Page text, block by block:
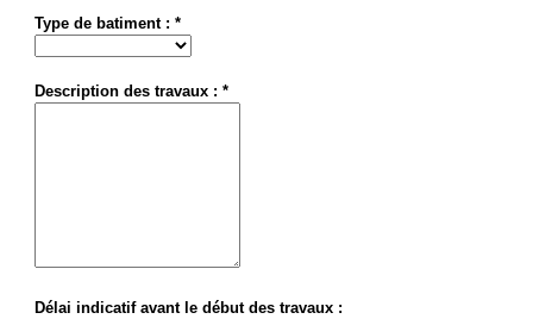
Type de batiment : *
Description des travaux : *
Délai indicatif avant le début des travaux :